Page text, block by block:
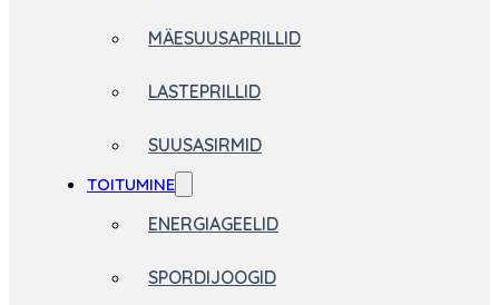
MÄESUUSAPRILLID
LASTEPRILLID
SUUSASIRMID
TOITUMINE
ENERGIAGEELID
SPORDIJOOGID